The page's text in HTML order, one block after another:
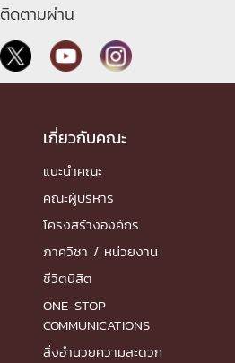
ติดตามผ่าน
เกี่ยวกับคณะ
แนะนำคณะ
คณะผู้บริหาร
โครงสร้างองค์กร
ภาควิชา / หน่วยงาน
ชีวิตนิสิต
ONE-STOP
COMMUNICATIONS
สิ่งอำนวยความสะดวก